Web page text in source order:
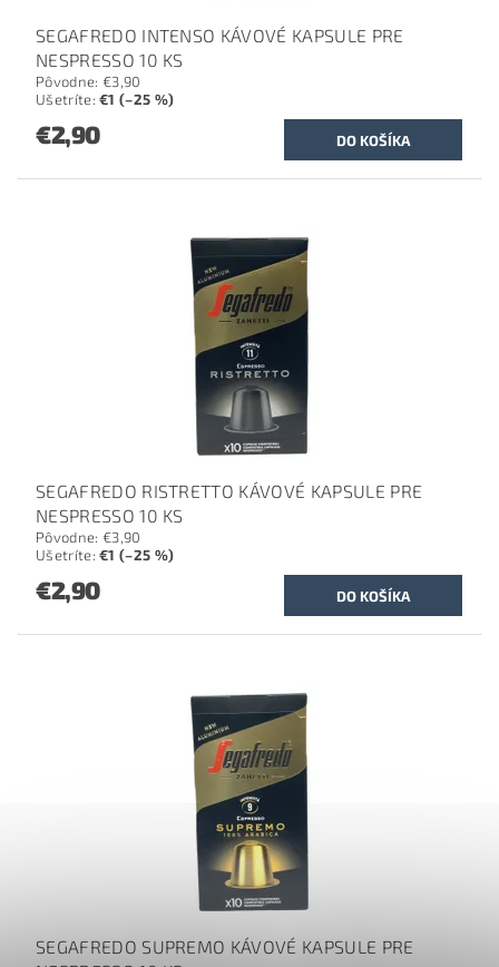
SEGAFREDO INTENSO KÁVOVÉ KAPSULE PRE
NESPRESSO 10 KS
Pôvodne: €3,90
Ušetríte:€1 (–25 %)
€2,90
SEGAFREDO RISTRETTO KÁVOVÉ KAPSULE PRE
NESPRESSO 10 KS
Pôvodne: €3,90
Ušetríte:€1 (–25 %)
€2,90
SEGAFREDO SUPREMO KÁVOVÉ KAPSULE PRE